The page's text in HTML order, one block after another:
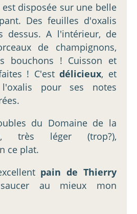
disposée sur une belle
Des feuilles d'oxalis
dessus. A l'intérieur, de
de champignons,
bouchons ! Cuisson et
! C'estdélicieux, et
pour ses notes
du Domaine de la
très léger (trop?),
ce plat.
pain de Thierry
au mieux mon